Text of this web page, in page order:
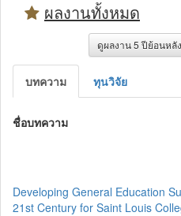
ผลงานทั้งหมด
ดูผลงาน 5 ปีย้อนหลัง
บทความ ทุนวิจัย
ชื่อบทความ
Developing General Education
21st Century for Saint Louis